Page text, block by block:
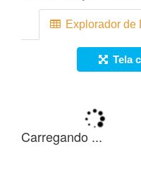
Explorador de
Tela